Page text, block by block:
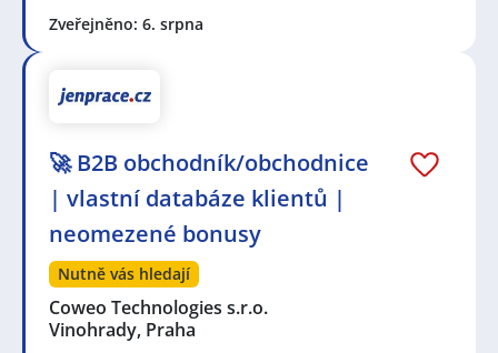
Zveřejněno: 6. srpna
🚀 B2B obchodník/obchodnice
| vlastní databáze klientů |
neomezené bonusy
Nutně vás hledají
Coweo Technologies s.r.o.
Vinohrady, Praha